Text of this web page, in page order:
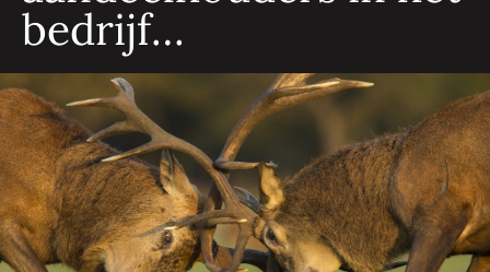
bedrijf…